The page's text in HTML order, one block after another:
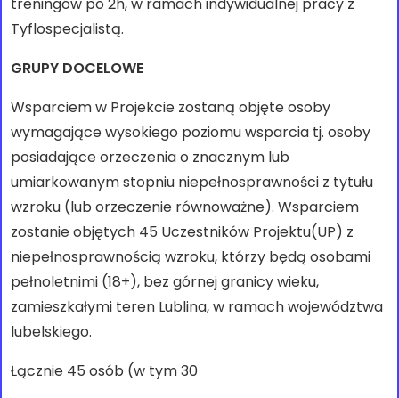
Tyflospecjalistą.
GRUPY DOCELOWE
Wsparciem w Projekcie zostaną objęte osoby
wymagające wysokiego poziomu wsparcia tj. osoby
posiadające orzeczenia o znacznym lub
umiarkowanym stopniu niepełnosprawności z tytułu
wzroku (lub orzeczenie równoważne). Wsparciem
zostanie objętych 45 Uczestników Projektu(UP) z
niepełnosprawnością wzroku, którzy będą osobami
pełnoletnimi (18+), bez górnej granicy wieku,
zamieszkałymi teren Lublina, w ramach województwa
lubelskiego.
Łącznie 45 osób (w tym 30